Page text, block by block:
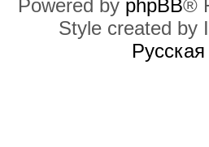
Powered by phpBB®
Style created by